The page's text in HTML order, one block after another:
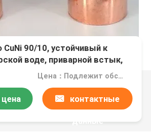
CuNi 90/10, устойчивый к
воде, приварной встык,
Цена：Подлежит обсуждению
контактные
данные